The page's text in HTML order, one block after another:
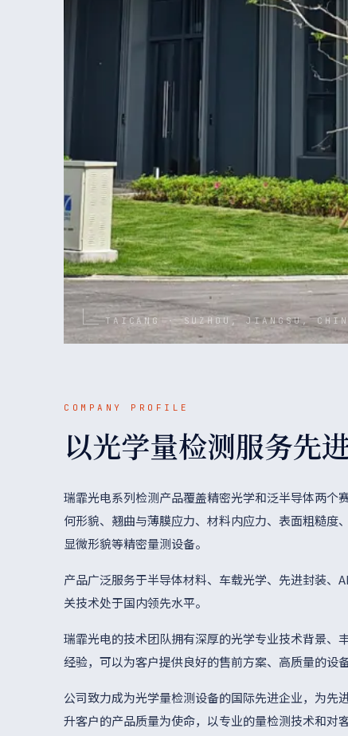
TAICANG · SUZHOU, JIANGSU,
COMPANY PROFILE
以光学量检测服务先
瑞霏光电系列检测产品覆盖精密光学和泛半导体两个
何形貌、翘曲与薄膜应力、材料内应力、表面粗糙度
显微形貌等精密量测设备。
产品广泛服务于半导体材料、车载光学、先进封装、
关技术处于国内领先水平。
瑞霏光电的技术团队拥有深厚的光学专业技术背景、
经验，可以为客户提供良好的售前方案、高质量的设
公司致力成为光学量检测设备的国际先进企业，为先
升客户的产品质量为使命，以专业的量检测技术和对